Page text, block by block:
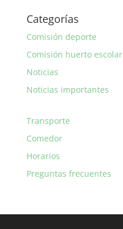
Categorías
Comisión deporte
Comisión huerto escolar
Noticias
Noticias importantes
Transporte
Comedor
Horarios
Preguntas frecuentes